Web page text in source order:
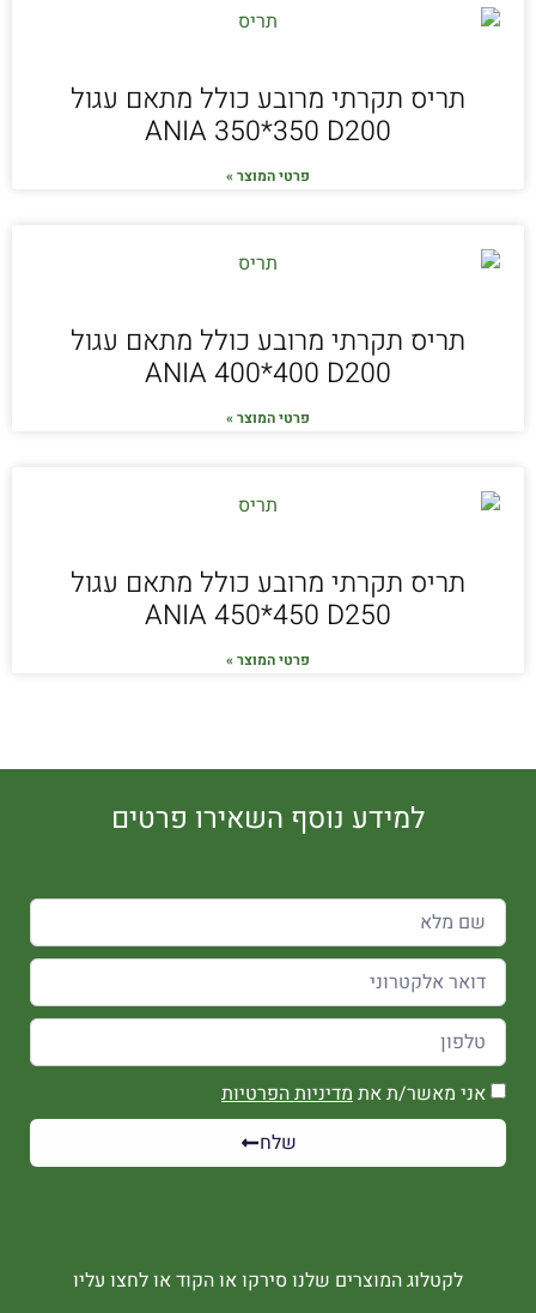
תריס תקרתי מרובע כולל מתאם עגול
ANIA 350*350 D200
פרטי המוצר »
תריס תקרתי מרובע כולל מתאם עגול
ANIA 400*400 D200
פרטי המוצר »
תריס תקרתי מרובע כולל מתאם עגול
ANIA 450*450 D250
פרטי המוצר »
למידע נוסף השאירו פרטים
אני מאשר/ת את מדיניות הפרטיות
שלח
לקטלוג המוצרים שלנו סירקו או הקוד או לחצו עליו